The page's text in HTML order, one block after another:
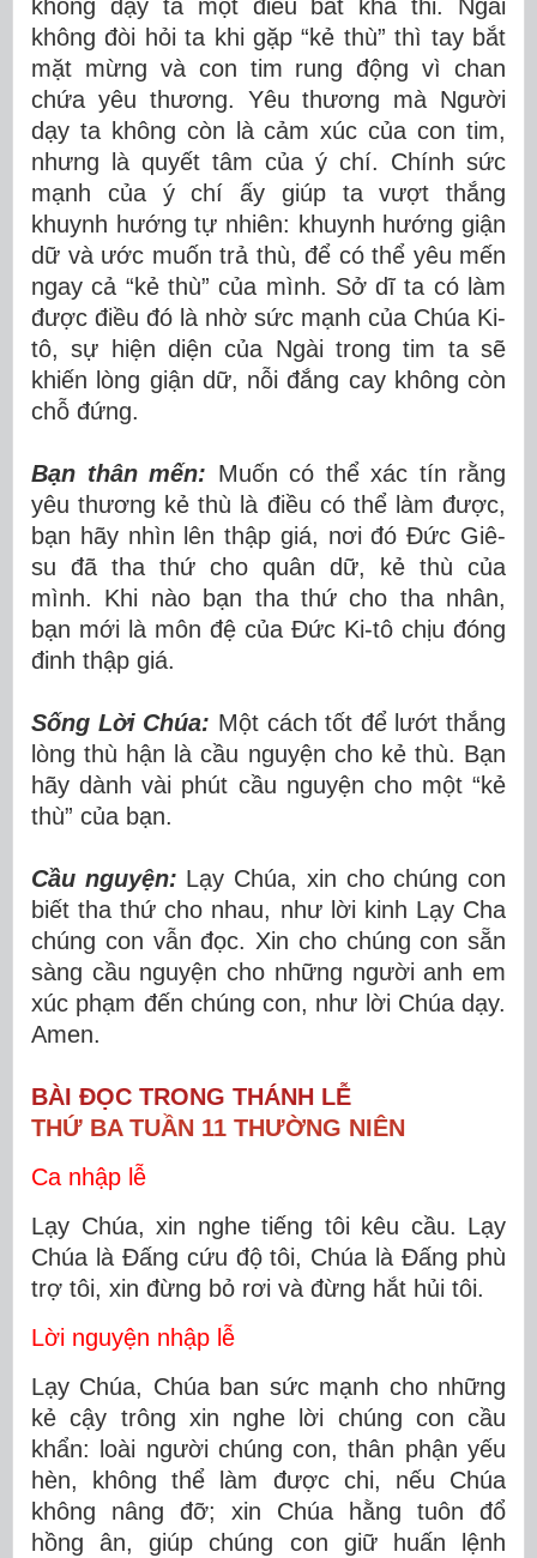
không dạy ta một điều bất khả thi. Ngài
không đòi hỏi ta khi gặp “kẻ thù” thì tay bắt
mặt mừng và con tim rung động vì chan
chứa yêu thương. Yêu thương mà Người
dạy ta không còn là cảm xúc của con tim,
nhưng là quyết tâm của ý chí. Chính sức
mạnh của ý chí ấy giúp ta vượt thắng
khuynh hướng tự nhiên: khuynh hướng giận
dữ và ước muốn trả thù, để có thể yêu mến
ngay cả “kẻ thù” của mình. Sở dĩ ta có làm
được điều đó là nhờ sức mạnh của Chúa Ki-
tô, sự hiện diện của Ngài trong tim ta sẽ
khiến lòng giận dữ, nỗi đắng cay không còn
chỗ đứng.
Bạn thân mến: Muốn có thể xác tín rằng
yêu thương kẻ thù là điều có thể làm được,
bạn hãy nhìn lên thập giá, nơi đó Đức Giê-
su đã tha thứ cho quân dữ, kẻ thù của
mình. Khi nào bạn tha thứ cho tha nhân,
bạn mới là môn đệ của Đức Ki-tô chịu đóng
đinh thập giá.
Sống Lời Chúa: Một cách tốt để lướt thắng
lòng thù hận là cầu nguyện cho kẻ thù. Bạn
hãy dành vài phút cầu nguyện cho một “kẻ
thù” của bạn.
Cầu nguyện: Lạy Chúa, xin cho chúng con
biết tha thứ cho nhau, như lời kinh Lạy Cha
chúng con vẫn đọc. Xin cho chúng con sẵn
sàng cầu nguyện cho những người anh em
xúc phạm đến chúng con, như lời Chúa dạy.
Amen.
BÀI ĐỌC TRONG THÁNH LỄ
THỨ BA TUẦN 11 THƯỜNG NIÊN
Ca nhập lễ
Lạy Chúa, xin nghe tiếng tôi kêu cầu. Lạy
Chúa là Đấng cứu độ tôi, Chúa là Đấng phù
trợ tôi, xin đừng bỏ rơi và đừng hắt hủi tôi.
Lời nguyện nhập lễ
Lạy Chúa, Chúa ban sức mạnh cho những
kẻ cậy trông xin nghe lời chúng con cầu
khẩn: loài người chúng con, thân phận yếu
hèn, không thể làm được chi, nếu Chúa
không nâng đỡ; xin Chúa hằng tuôn đổ
hồng ân, giúp chúng con giữ huấn lệnh